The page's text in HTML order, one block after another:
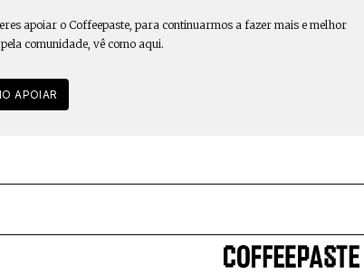
apoiar o Coffeepaste, para continuarmos a fazer mais e melhor
comunidade, vê como aqui.
APOIAR